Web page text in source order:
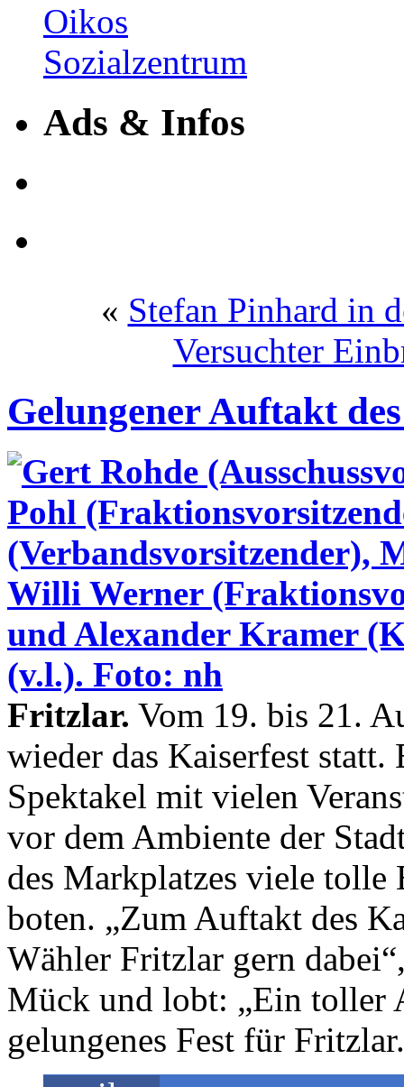
Ads & Infos
« Stefan Pinhard in
Versuchter
Gelungener Auftakt
Fritzlar. Vom 19. bis 21.
wieder das Kaiserfest
Spektakel mit vielen
vor dem Ambiente der
des Markplatzes viele
boten. „Zum Auftakt des
Wähler Fritzlar gern
Mück und lobt: „Ein toller
gelungenes Fest für